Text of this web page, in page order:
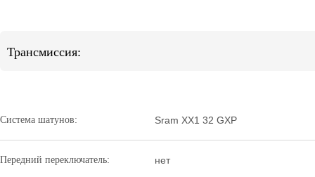
Трансмиссия:
Система шатунов: Sram XX1 32 GXP
Передний переключатель: нет